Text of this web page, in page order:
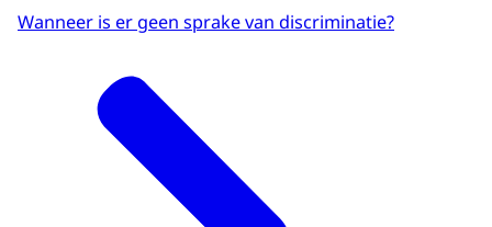
Wanneer is er geen sprake van discriminatie?